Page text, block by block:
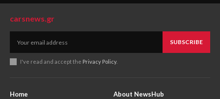
carsnews.gr
SUBSCRIBE
I've read and accept the Privacy Policy.
Home About NewsHub